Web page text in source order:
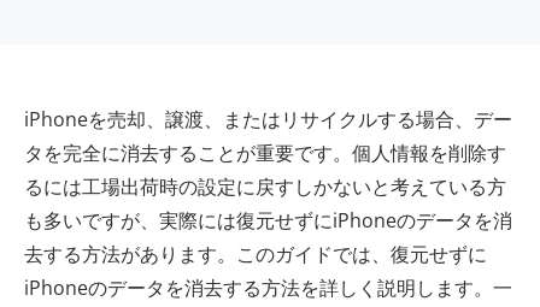
iPhoneを売却、譲渡、またはリサイクルする場合、デー
タを完全に消去することが重要です。個人情報を削除す
るには工場出荷時の設定に戻すしかないと考えている方
も多いですが、実際には復元せずにiPhoneのデータを消
去する方法があります。このガイドでは、復元せずに
iPhoneのデータを消去する方法を詳しく説明します。一